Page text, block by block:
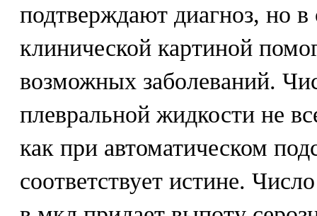
подтверждают диагноз, но в
клинической картиной
возможных заболеваний.
плевральной жидкости не
как при автоматическом
соответствует истине.